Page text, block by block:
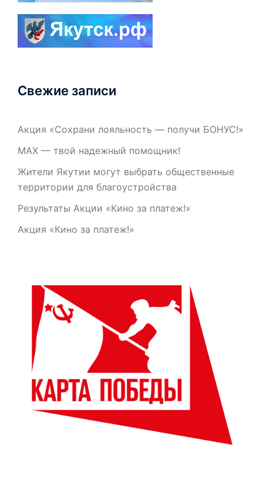
Свежие записи
Акция «Сохрани лояльность — получи БОНУС!»
МАХ — твой надежный помощник!
Жители Якутии могут выбрать общественные
территории для благоустройства
Результаты Акции «Кино за платеж!»
Акция «Кино за платеж!»